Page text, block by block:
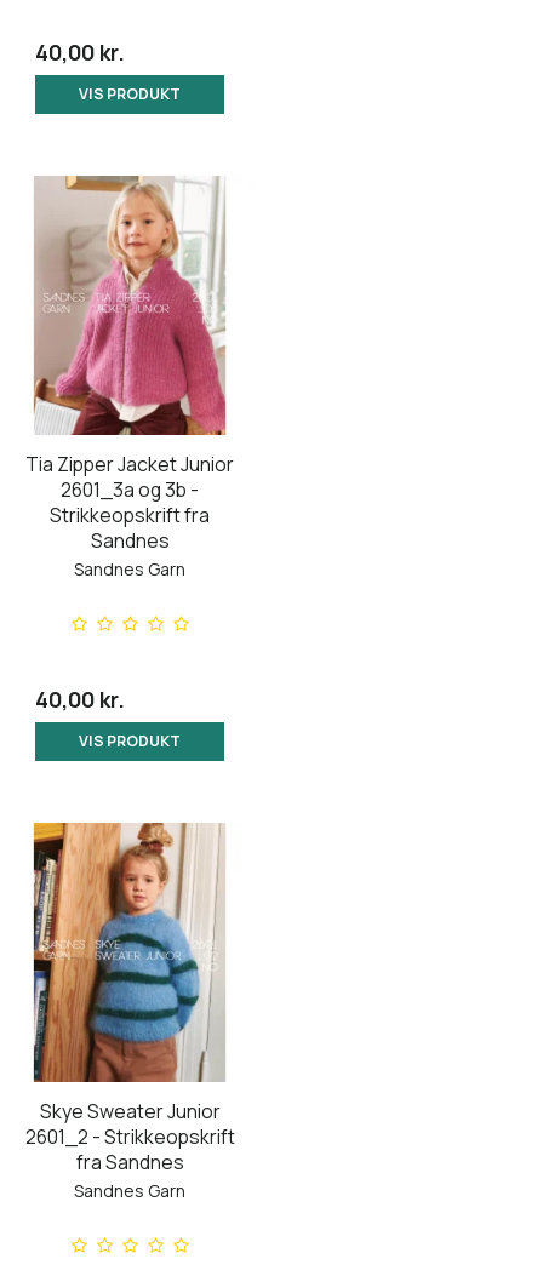
40,00 kr.
VIS PRODUKT
Tia Zipper Jacket Junior
2601_3a og 3b -
Strikkeopskrift fra
Sandnes
Sandnes Garn
40,00 kr.
VIS PRODUKT
Skye Sweater Junior
2601_2 - Strikkeopskrift
fra Sandnes
Sandnes Garn